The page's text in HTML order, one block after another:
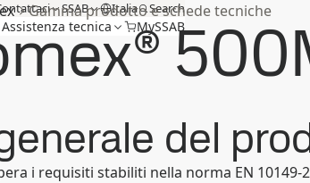
SSAB Italia Search
Assistenza tecnica MySSAB
Gamma prodotto e schede tecniche
del
i requisiti stabiliti nella norma EN